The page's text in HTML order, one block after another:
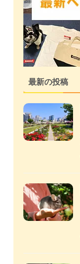
最新の投稿